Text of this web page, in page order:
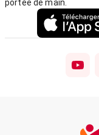
portée de main.